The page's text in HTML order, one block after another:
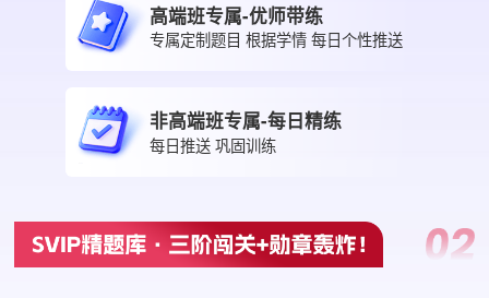
高端班专属-优师带练
专属定制题目 根据学情 每日个性推送
非高端班专属-每日精练
每日推送 巩固训练